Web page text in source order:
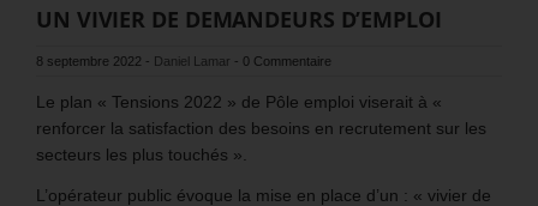
UN VIVIER DE DEMANDEURS D’EMPLOI
8 septembre 2022 - Daniel Lamar - 0 Commentaire
Le plan « Tensions 2022 » de Pôle emploi viserait à «
renforcer la satisfaction des besoins en recrutement sur les
secteurs les plus touchés ».
L’opérateur public évoque la mise en place d’un : « vivier de